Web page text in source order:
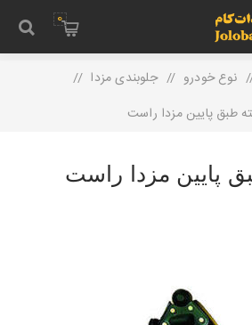
0
/ نوع خودرو / جلوبندی مزدا
/
طبق پایین مزدا راست
پایین مزدا راست